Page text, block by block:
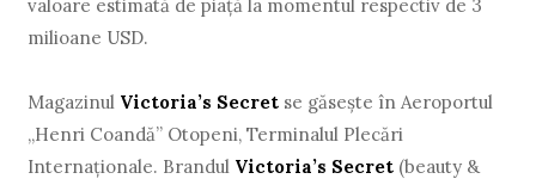
valoare estimată de piață la momentul respectiv de 3
milioane USD.
Magazinul Victoria’s Secret se găsește în Aeroportul
„Henri Coandă” Otopeni, Terminalul Plecări
Internaționale. Brandul Victoria’s Secret (beauty &